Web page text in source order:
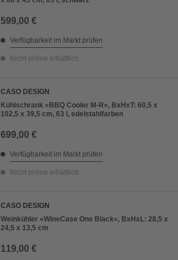
599,00 €
Verfügbarkeit im Markt prüfen
Nicht online erhältlich
CASO DESIGN
Kühlschrank »BBQ Cooler M-R«, BxHxT: 60,5 x
102,5 x 39,5 cm, 63 l, edelstahlfarben
699,00 €
Verfügbarkeit im Markt prüfen
Nicht online erhältlich
CASO DESIGN
Weinkühler »WineCase One Black«, BxHxL: 28,5 x
24,5 x 13,5 cm
119,00 €